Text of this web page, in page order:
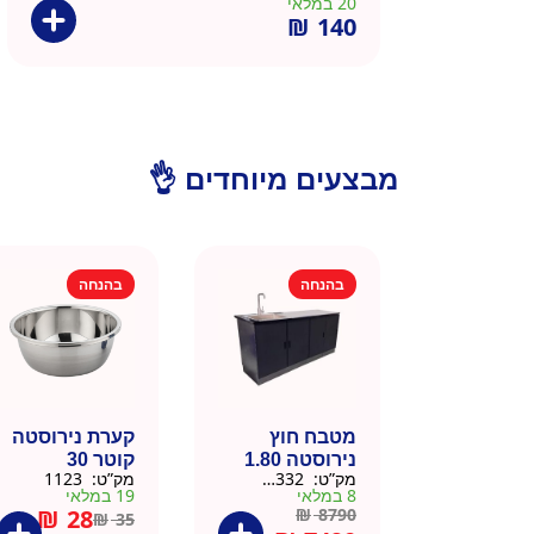
₪ 140
מבצעים מיוחדים 👌
בהנחה
מטבח חוץ
נירוסטה 1.80
מטר כולל שיש
וכיור
מק”ט:
8 במלאי
₪8790
בהנחה
קערת נירוסטה
קוטר 30
מק”ט:
19 במלאי
₪35
₪ 28